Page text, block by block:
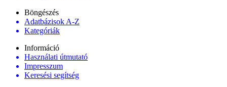
Böngészés
Adatbázisok A-Z
Kategóriák
Információ
Használati útmutató
Impresszum
Keresési segítség